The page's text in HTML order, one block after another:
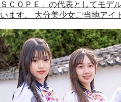
ＳＣＯＰＥ」の代表としてモデ
います。 大分美少女ご当地アイ